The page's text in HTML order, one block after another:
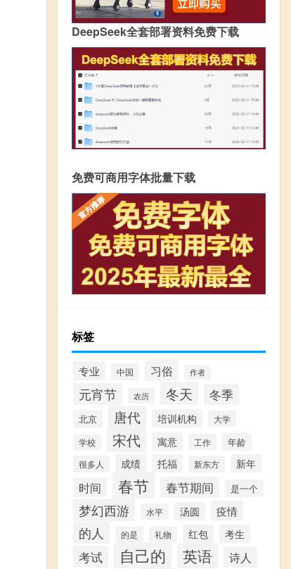
DeepSeek全套部署资料免费下载
免费可商用字体批量下载
标签
专业 中国 习俗 作者
元宵节 农历 冬天 冬季
北京 唐代 培训机构 大学
学校 宋代 寓意 工作 年龄
很多人 成绩 托福 新东方 新年
时间 春节 春节期间 是一个
梦幻西游 水平 汤圆 疫情
的人 的是 礼物 红包 考生
考试 自己的 英语 诗人